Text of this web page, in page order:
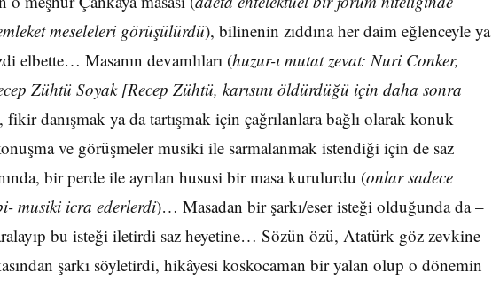
meseleleri görüşülürdü), bilinenin zıddına her daim eğlenceyle ya
elbette… Masanın devamlıları (huzur-ı mutat zevat: Nuri Conker,
Zühtü Soyak [Recep Zühtü, karısını öldürdüğü için daha sonra
fikir danışmak ya da tartışmak için çağrılanlara bağlı olarak konuk
ve görüşmeler musiki ile sarmalanmak istendiği için de saz
bir perde ile ayrılan hususi bir masa kurulurdu (onlar sadece
musiki icra ederlerdi)… Masadan bir şarkı/eser isteği olduğunda da –
bu isteği iletirdi saz heyetine… Sözün özü, Atatürk göz zevkine
şarkı söyletirdi, hikâyesi koskocaman bir yalan olup o dönemin